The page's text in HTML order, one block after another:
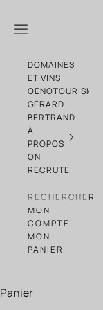
Menu
DOMAINES
ET VINS
OENOTOURISME
GÉRARD
BERTRAND
À
PROPOS
ON
RECRUTE
RECHERCHER
MON
COMPTE
MON
PANIER
Panier